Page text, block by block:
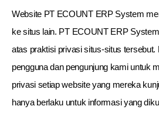
Website PT ECOUNT ERP System
ke situs lain. PT ECOUNT ERP
atas praktisi privasi situs-situs
pengguna dan pengunjung kami untuk
privasi setiap website yang mereka
hanya berlaku untuk informasi yang